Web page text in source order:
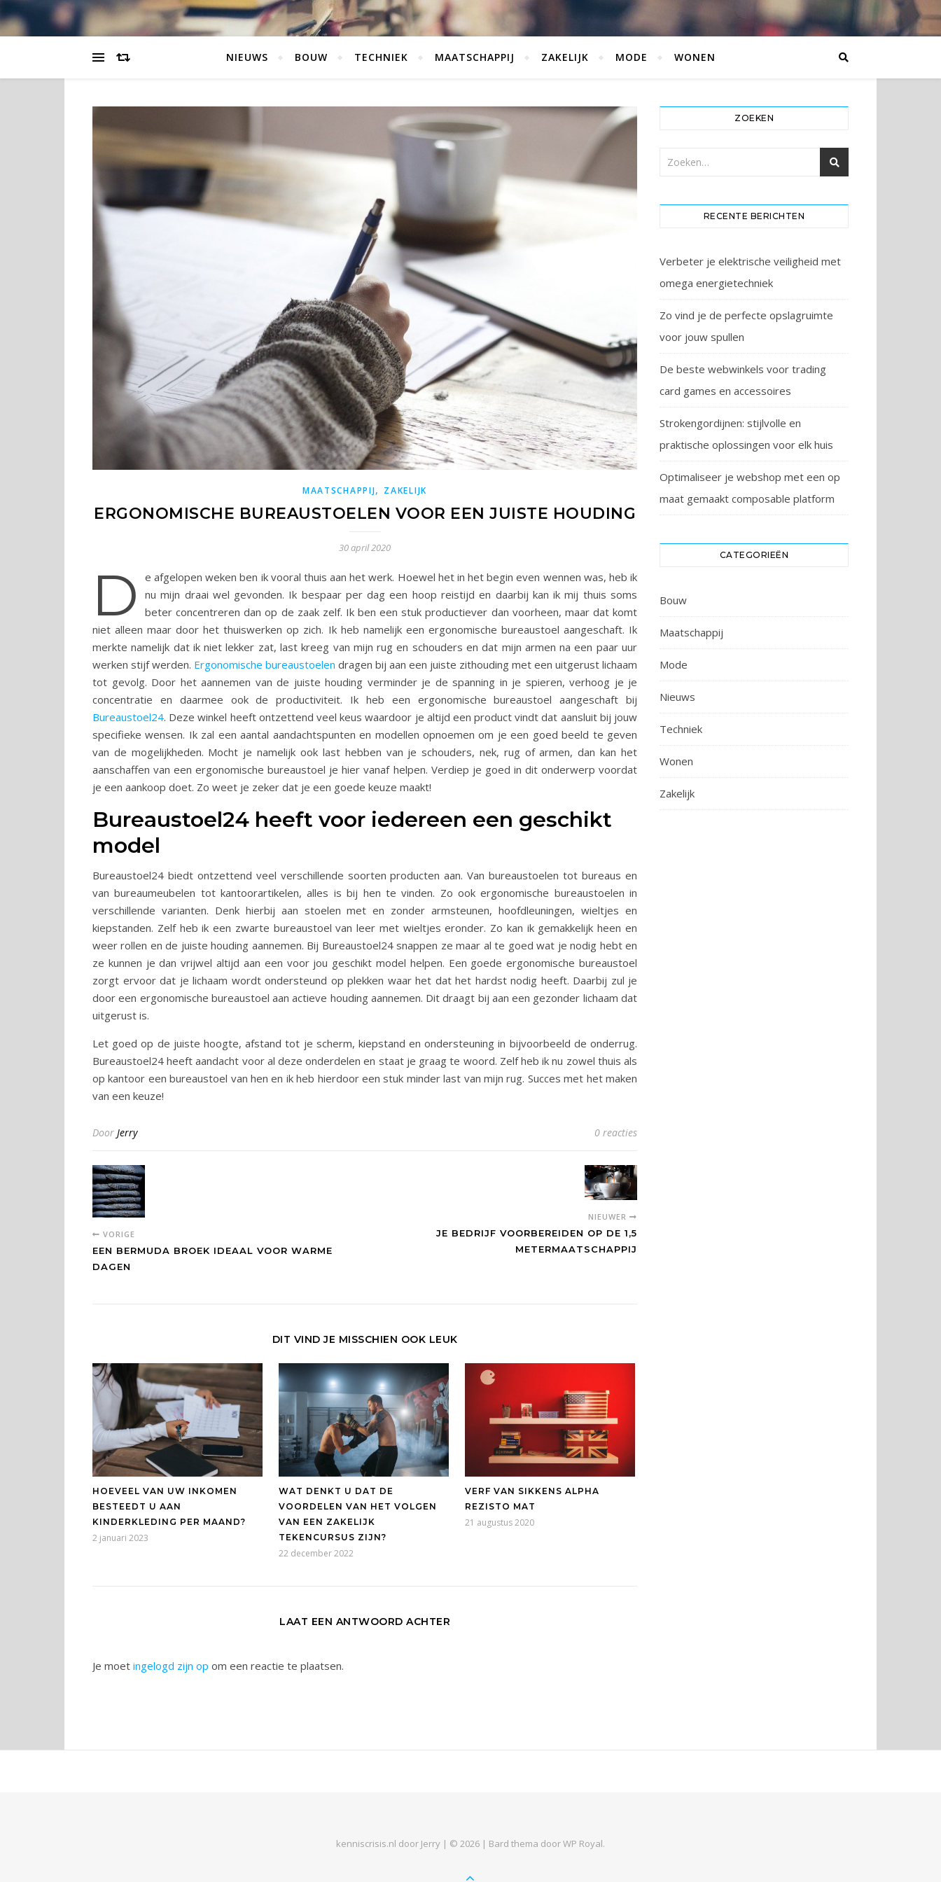
NIEUWS BOUW TECHNIEK MAATSCHAPPIJ ZAKELIJK MODE WONEN
MAATSCHAPPIJ, ZAKELIJK
ERGONOMISCHE BUREAUSTOELEN VOOR EEN JUISTE HOUDING
30 april 2020
D
e afgelopen weken ben ik vooral thuis aan het werk. Hoewel het in het begin even wennen was, heb ik
nu mijn draai wel gevonden. Ik bespaar per dag een hoop reistijd en daarbij kan ik mij thuis soms
beter concentreren dan op de zaak zelf. Ik ben een stuk productiever dan voorheen, maar dat komt
niet alleen maar door het thuiswerken op zich. Ik heb namelijk een ergonomische bureaustoel aangeschaft. Ik
merkte namelijk dat ik niet lekker zat, last kreeg van mijn rug en schouders en dat mijn armen na een paar uur
werken stijf werden. Ergonomische bureaustoelen dragen bij aan een juiste zithouding met een uitgerust lichaam
tot gevolg. Door het aannemen van de juiste houding verminder je de spanning in je spieren, verhoog je je
concentratie en daarmee ook de productiviteit. Ik heb een ergonomische bureaustoel aangeschaft bij
Bureaustoel24. Deze winkel heeft ontzettend veel keus waardoor je altijd een product vindt dat aansluit bij jouw
specifieke wensen. Ik zal een aantal aandachtspunten en modellen opnoemen om je een goed beeld te geven
van de mogelijkheden. Mocht je namelijk ook last hebben van je schouders, nek, rug of armen, dan kan het
aanschaffen van een ergonomische bureaustoel je hier vanaf helpen. Verdiep je goed in dit onderwerp voordat
je een aankoop doet. Zo weet je zeker dat je een goede keuze maakt!
Bureaustoel24 heeft voor iedereen een geschikt
model
Bureaustoel24 biedt ontzettend veel verschillende soorten producten aan. Van bureaustoelen tot bureaus en
van bureaumeubelen tot kantoorartikelen, alles is bij hen te vinden. Zo ook ergonomische bureaustoelen in
verschillende varianten. Denk hierbij aan stoelen met en zonder armsteunen, hoofdleuningen, wieltjes en
kiepstanden. Zelf heb ik een zwarte bureaustoel van leer met wieltjes eronder. Zo kan ik gemakkelijk heen en
weer rollen en de juiste houding aannemen. Bij Bureaustoel24 snappen ze maar al te goed wat je nodig hebt en
ze kunnen je dan vrijwel altijd aan een voor jou geschikt model helpen. Een goede ergonomische bureaustoel
zorgt ervoor dat je lichaam wordt ondersteund op plekken waar het dat het hardst nodig heeft. Daarbij zul je
door een ergonomische bureaustoel aan actieve houding aannemen. Dit draagt bij aan een gezonder lichaam dat
uitgerust is.
Let goed op de juiste hoogte, afstand tot je scherm, kiepstand en ondersteuning in bijvoorbeeld de onderrug.
Bureaustoel24 heeft aandacht voor al deze onderdelen en staat je graag te woord. Zelf heb ik nu zowel thuis als
op kantoor een bureaustoel van hen en ik heb hierdoor een stuk minder last van mijn rug. Succes met het maken
van een keuze!
Door Jerry 0 reacties
VORIGE
EEN BERMUDA BROEK IDEAAL VOOR WARME
DAGEN
NIEUWER
JE BEDRIJF VOORBEREIDEN OP DE 1,5
METERMAATSCHAPPIJ
DIT VIND JE MISSCHIEN OOK LEUK
HOEVEEL VAN UW INKOMEN
BESTEEDT U AAN
KINDERKLEDING PER MAAND?
2 januari 2023
WAT DENKT U DAT DE
VOORDELEN VAN HET VOLGEN
VAN EEN ZAKELIJK
TEKENCURSUS ZIJN?
22 december 2022
VERF VAN SIKKENS ALPHA
REZISTO MAT
21 augustus 2020
LAAT EEN ANTWOORD ACHTER
Je moet ingelogd zijn op om een reactie te plaatsen.
ZOEKEN
RECENTE BERICHTEN
Verbeter je elektrische veiligheid met
omega energietechniek
Zo vind je de perfecte opslagruimte
voor jouw spullen
De beste webwinkels voor trading
card games en accessoires
Strokengordijnen: stijlvolle en
praktische oplossingen voor elk huis
Optimaliseer je webshop met een op
maat gemaakt composable platform
CATEGORIEËN
Bouw
Maatschappij
Mode
Nieuws
Techniek
Wonen
Zakelijk
kenniscrisis.nl door Jerry | © 2026 | Bard thema doorWP Royal.